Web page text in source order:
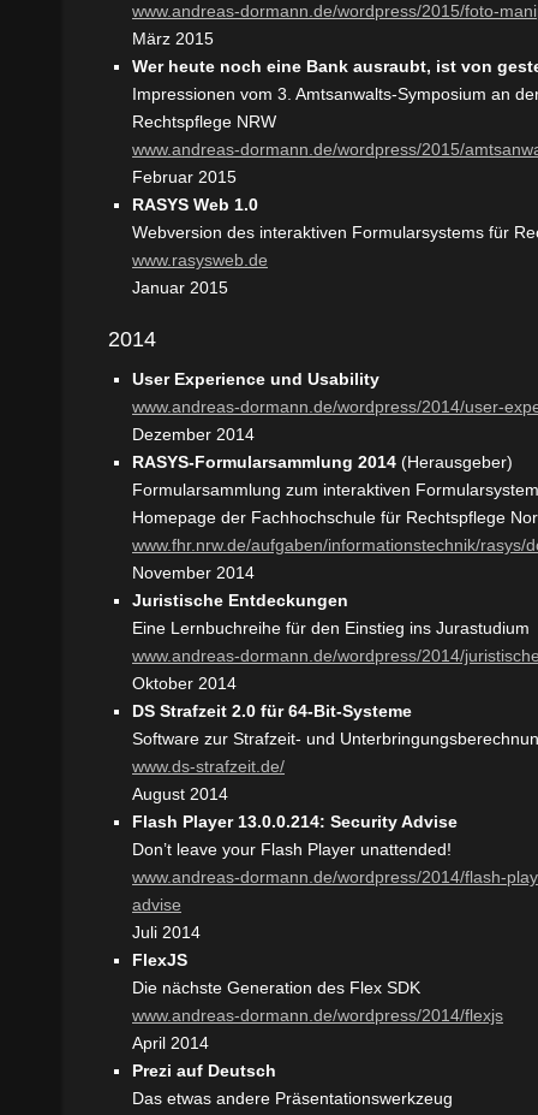
www.andreas-dormann.de/wordpress/2015/foto-
März 2015
Wer heute noch eine Bank ausraubt, ist von
Impressionen vom 3. Amtsanwalts-Symposium an
Rechtspflege NRW
www.andreas-dormann.de/wordpress/2015/
Februar 2015
RASYS Web 1.0
Webversion des interaktiven Formularsystems für
www.rasysweb.de
Januar 2015
2014
User Experience und Usability
www.andreas-dormann.de/wordpress/2014/user-
Dezember 2014
RASYS-Formularsammlung 2014 (Herausgeber)
Formularsammlung zum interaktiven
Homepage der Fachhochschule für Rechtspflege
www.fhr.nrw.de/aufgaben/informationstechnik/rasys/
November 2014
Juristische Entdeckungen
Eine Lernbuchreihe für den Einstieg ins Jurastudium
www.andreas-dormann.de/wordpress/2014/
Oktober 2014
DS Strafzeit 2.0 für 64-Bit-Systeme
Software zur Strafzeit- und
www.ds-strafzeit.de/
August 2014
Flash Player 13.0.0.214: Security Advise
Don’t leave your Flash Player unattended!
www.andreas-dormann.de/wordpress/2014/flash-
advise
Juli 2014
FlexJS
Die nächste Generation des Flex SDK
www.andreas-dormann.de/wordpress/2014/flexjs
April 2014
Prezi auf Deutsch
Das etwas andere Präsentationswerkzeug